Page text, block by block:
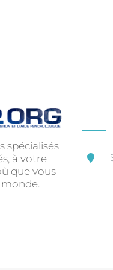
spécialisés
à votre
que vous
monde.